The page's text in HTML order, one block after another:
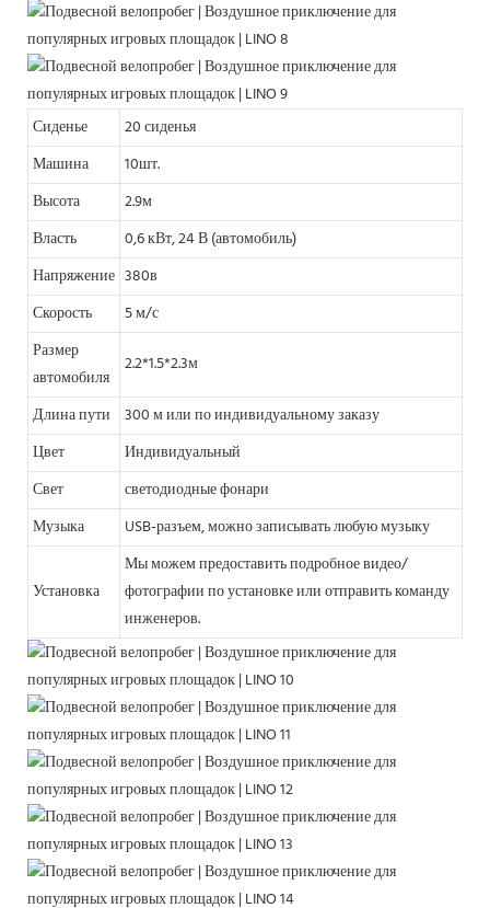
Сиденье
20 сиденья
Машина
10шт.
Высота
2.9м
Власть
0,6 кВт, 24 В (автомобиль)
Напряжение 380в
Скорость
5 м/с
Размер
автомобиля
2.2*1.5*2.3м
Длина пути
300 м или по индивидуальному заказу
Цвет
Индивидуальный
Свет
светодиодные фонари
Музыка
USB-разъем, можно записывать любую музыку
Установка
Мы можем предоставить подробное видео/
фотографии по установке или отправить команду
инженеров.